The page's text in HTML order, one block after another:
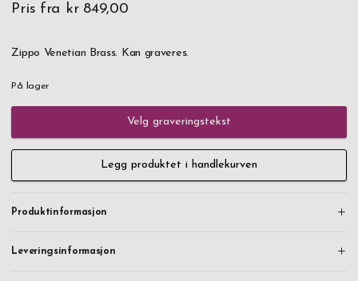
Pris fra kr 849,00
Zippo Venetian Brass. Kan graveres.
På lager
Velg graveringstekst
Legg produktet i handlekurven
Produktinformasjon
Leveringsinformasjon